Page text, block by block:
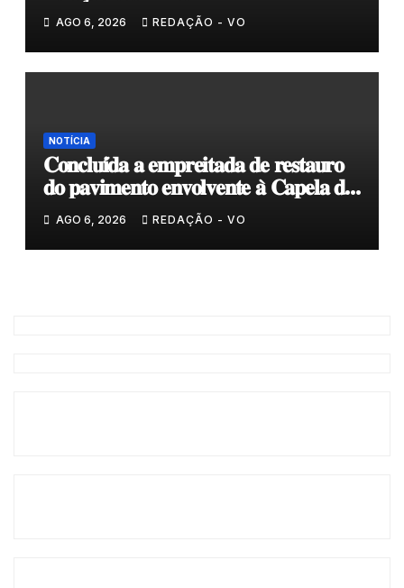
AGO 6, 2026 REDAÇÃO - VO
NOTÍCIA
𝐂𝐨𝐧𝐜𝐥𝐮𝐢́𝐝𝐚 𝐚 𝐞𝐦𝐩𝐫𝐞𝐢𝐭𝐚𝐝𝐚 𝐝𝐞 𝐫𝐞𝐬𝐭𝐚𝐮𝐫𝐨
𝐝𝐨 𝐩𝐚𝐯𝐢𝐦𝐞𝐧𝐭𝐨 𝐞𝐧𝐯𝐨𝐥𝐯𝐞𝐧𝐭𝐞 𝐚̀ 𝐂𝐚𝐩𝐞𝐥𝐚 𝐝𝐞
𝐂𝐨𝐯𝐚𝐬
AGO 6, 2026 REDAÇÃO - VO